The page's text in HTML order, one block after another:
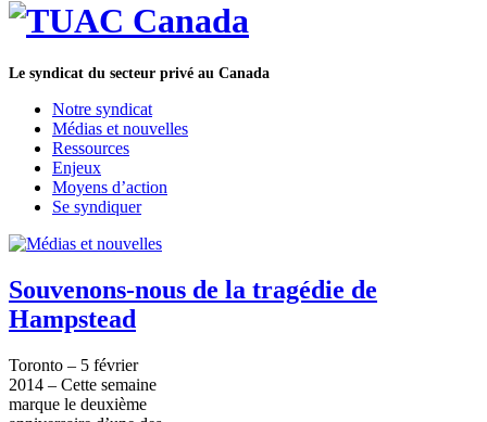
Le syndicat du secteur privé au Canada
Notre syndicat
Médias et nouvelles
Ressources
Enjeux
Moyens d’action
Se syndiquer
Souvenons-nous de la tragédie de
Hampstead
Toronto – 5 février
2014 – Cette semaine
marque le deuxième